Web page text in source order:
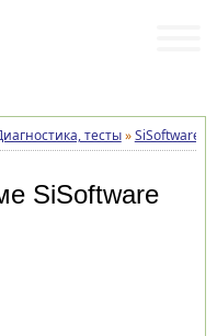
тесты»SiSoftware
SiSoftware